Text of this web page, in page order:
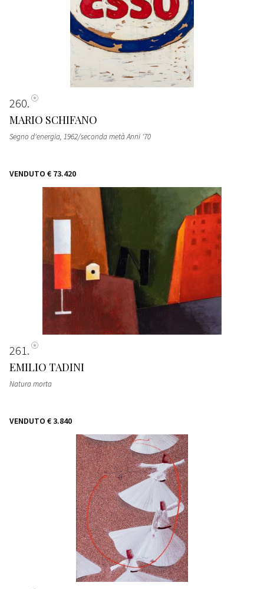
260
MARIO SCHIFANO
Segno d'energia, 1962/seconda metà Anni '70
VENDUTO € 73.420
261
EMILIO TADINI
Natura morta
VENDUTO € 3.840